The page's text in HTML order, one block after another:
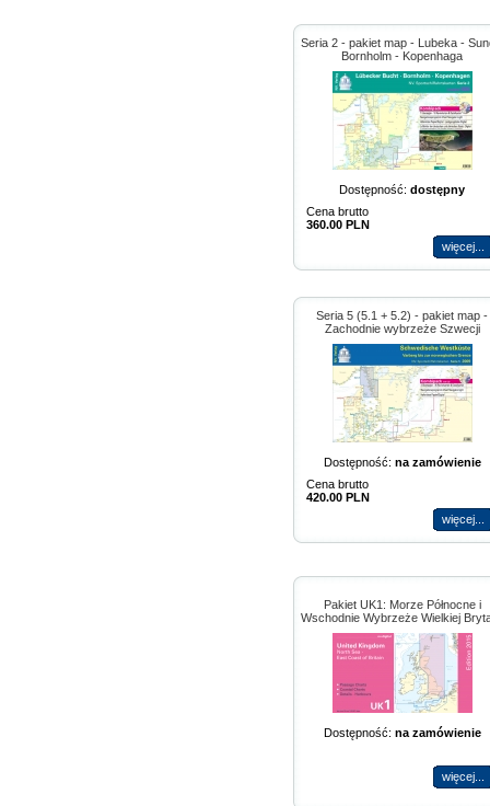
Seria 2 - pakiet map - Lubeka -
Bornholm - Kopenhaga
Dostępność: dostępny
Cena brutto
360.00 PLN
więcej...
Seria 5 (5.1 + 5.2) - pakiet map -
Zachodnie wybrzeże Szwecji
Dostępność: na zamówienie
Cena brutto
420.00 PLN
więcej...
Pakiet UK1: Morze Północne i
Wschodnie Wybrzeże Wielkiej
Dostępność: na zamówienie
więcej...